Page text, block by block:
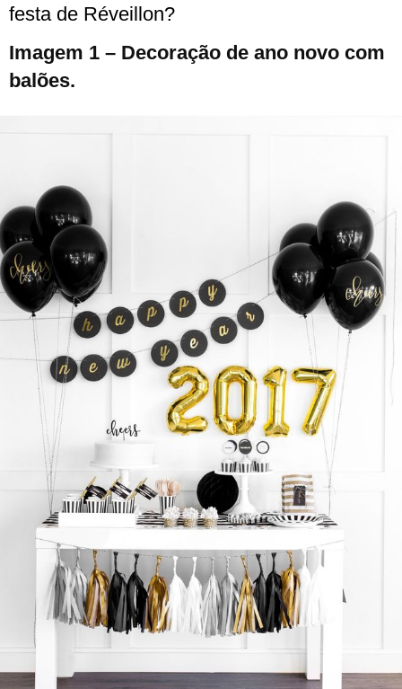
festa de Réveillon?
Imagem 1 – Decoração de ano novo com
balões.